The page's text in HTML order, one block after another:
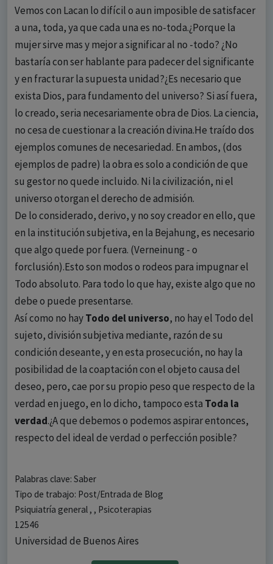
Vemos con Lacan lo difícil o aun imposible de satisfacer
a una, toda, ya que cada una es no-toda.¿Porque la
mujer sirve mas y mejor a significar al no -todo? ¿No
bastaría con ser hablante para padecer del significante
y en fracturar la supuesta unidad?¿Es necesario que
exista Dios, para fundamento del universo? Si así fuera,
lo creado, seria necesariamente obra de Dios. La ciencia,
no cesa de cuestionar a la creación divina.He traído dos
ejemplos comunes de necesariedad. En ambos, (dos
ejemplos de padre) la obra es solo a condición de que
su gestor no quede incluido. Ni la civilización, ni el
universo otorgan el derecho de admisión.
De lo considerado, derivo, y no soy creador en ello, que
en la institución subjetiva, en la Bejahung, es necesario
que algo quede por fuera. (Verneinung - o
forclusión).Esto son modos o rodeos para impugnar el
Todo absoluto. Para todo lo que hay, existe algo que no
debe o puede presentarse.
Así como no hayTodo del universo, no hay el Todo del
sujeto, división subjetiva mediante, razón de su
condición deseante, y en esta prosecución, no hay la
posibilidad de la coaptación con el objeto causa del
deseo, pero, cae por su propio peso que respecto de la
verdad en juego, en lo dicho, tampoco esta Toda la
verdad.¿A que debemos o podemos aspirar entonces,
respecto del ideal de verdad o perfección posible?
Palabras clave: Saber
Tipo de trabajo: Post/Entrada de Blog
Psiquiatría general , , Psicoterapias
12546
Universidad de Buenos Aires